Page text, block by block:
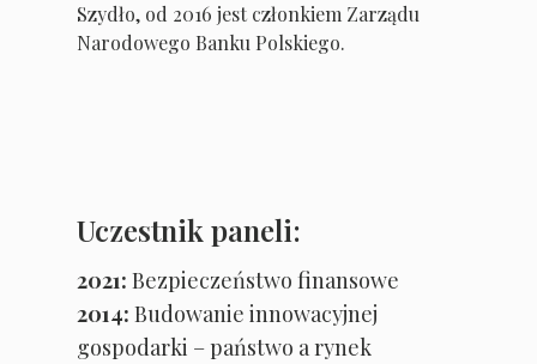
Szydło, od 2016 jest członkiem Zarządu
Narodowego Banku Polskiego.
Uczestnik paneli:
2021: Bezpieczeństwo finansowe
2014: Budowanie innowacyjnej
gospodarki – państwo a rynek